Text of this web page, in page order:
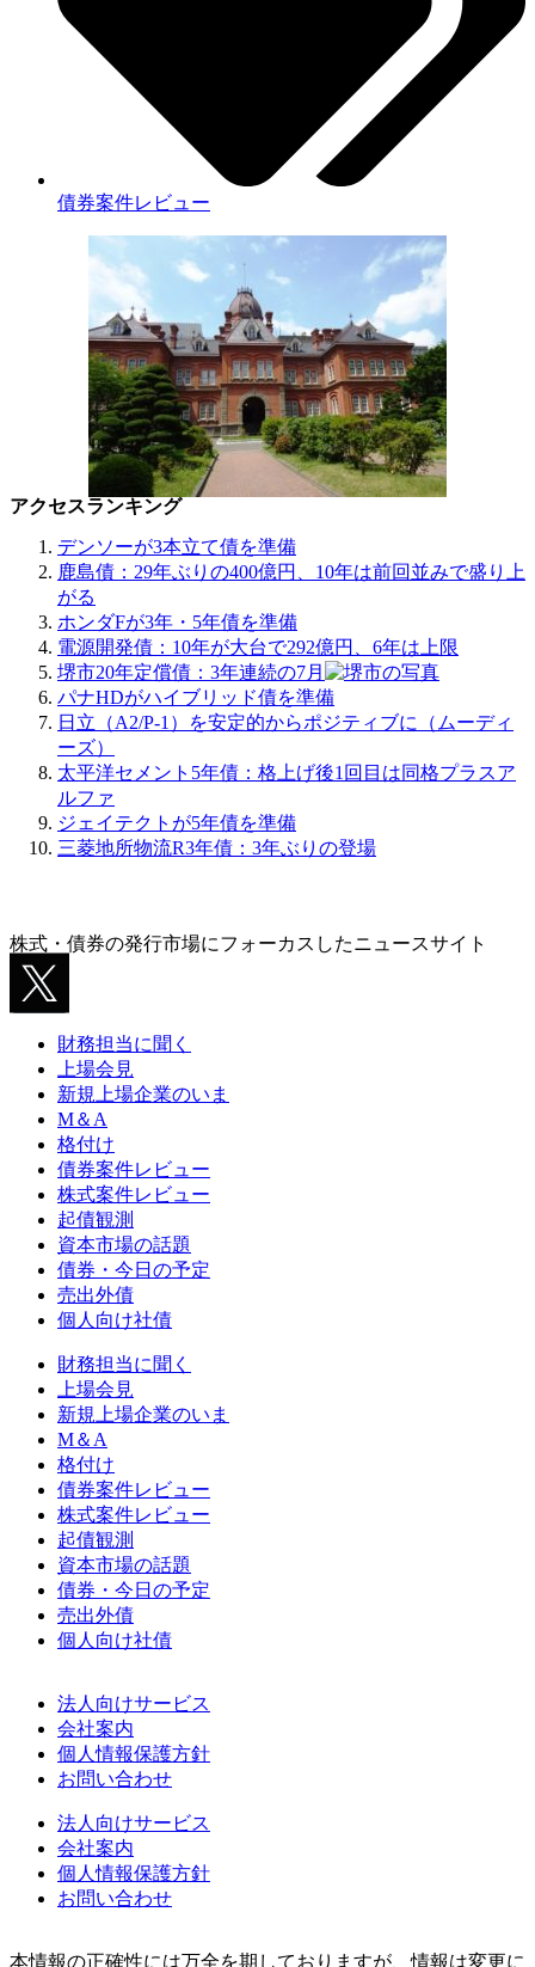
債券案件レビュー
アクセスランキング
デンソーが3本立て債を準備
鹿島債：29年ぶりの400億円、10年は前回並みで盛り上
がる
ホンダFが3年・5年債を準備
電源開発債：10年が大台で292億円、6年は上限
堺市20年定償債：3年連続の7月
パナHDがハイブリッド債を準備
日立（A2/P-1）を安定的からポジティブに（ムーディ
ーズ）
太平洋セメント5年債：格上げ後1回目は同格プラスア
ルファ
ジェイテクトが5年債を準備
三菱地所物流R3年債：3年ぶりの登場
株式・債券の発行市場にフォーカスしたニュースサイト
財務担当に聞く
上場会見
新規上場企業のいま
M＆A
格付け
債券案件レビュー
株式案件レビュー
起債観測
資本市場の話題
債券・今日の予定
売出外債
個人向け社債
財務担当に聞く
上場会見
新規上場企業のいま
M＆A
格付け
債券案件レビュー
株式案件レビュー
起債観測
資本市場の話題
債券・今日の予定
売出外債
個人向け社債
法人向けサービス
会社案内
個人情報保護方針
お問い合わせ
法人向けサービス
会社案内
個人情報保護方針
お問い合わせ
本情報の正確性には万全を期しておりますが、情報は変更に